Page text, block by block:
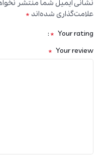
نشانی ایمیل شما منتشر
علامت‌گذاری شده‌اند *
Your rating
*
Your review
*